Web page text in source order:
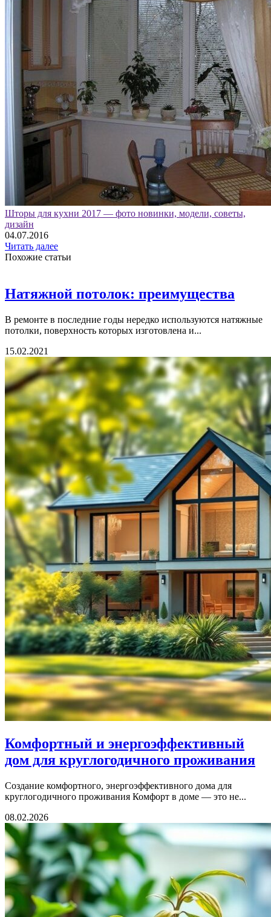
Шторы для кухни 2017 — фото новинки, модели, советы,
дизайн
04.07.2016
Читать далее
Похожие статьи
Натяжной потолок: преимущества
В ремонте в последние годы нередко используются натяжные
потолки, поверхность которых изготовлена и...
15.02.2021
Комфортный и энергоэффективный
дом для круглогодичного проживания
Создание комфортного, энергоэффективного дома для
круглогодичного проживания Комфорт в доме — это не...
08.02.2026